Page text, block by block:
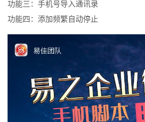
功能三：手机号导入通讯录
功能四：添加频繁自动停止